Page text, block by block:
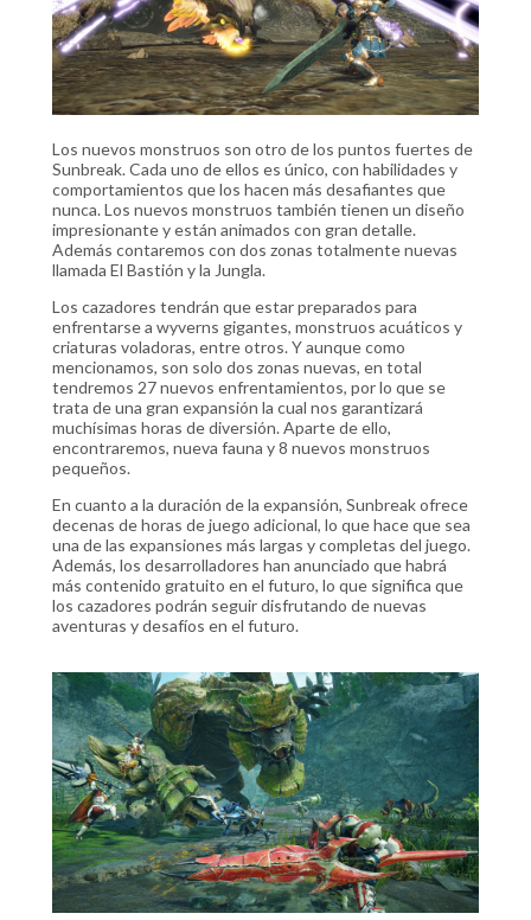
Los nuevos monstruos son otro de los puntos fuertes de
Sunbreak. Cada uno de ellos es único, con habilidades y
comportamientos que los hacen más desafiantes que
nunca. Los nuevos monstruos también tienen un diseño
impresionante y están animados con gran detalle.
Además contaremos con dos zonas totalmente nuevas
llamada El Bastión y la Jungla.
Los cazadores tendrán que estar preparados para
enfrentarse a wyverns gigantes, monstruos acuáticos y
criaturas voladoras, entre otros. Y aunque como
mencionamos, son solo dos zonas nuevas, en total
tendremos 27 nuevos enfrentamientos, por lo que se
trata de una gran expansión la cual nos garantizará
muchísimas horas de diversión. Aparte de ello,
encontraremos, nueva fauna y 8 nuevos monstruos
pequeños.
En cuanto a la duración de la expansión, Sunbreak ofrece
decenas de horas de juego adicional, lo que hace que sea
una de las expansiones más largas y completas del juego.
Además, los desarrolladores han anunciado que habrá
más contenido gratuito en el futuro, lo que significa que
los cazadores podrán seguir disfrutando de nuevas
aventuras y desafíos en el futuro.